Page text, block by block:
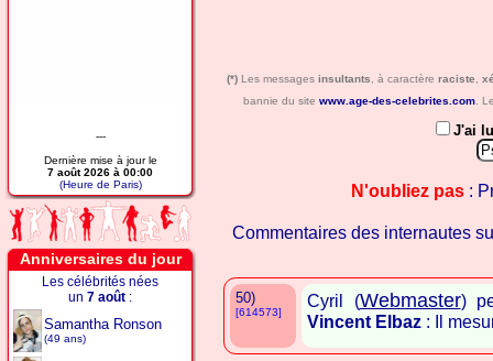
---
Dernière mise à jour le
7 août 2026 à 00:00
(Heure de Paris)
Anniversaires du jour
Les célébrités nées
un 7 août :
Samantha Ronson
(49 ans)
(*) Les messages insultants , à caractère raciste
bannie du site www.age-des-celebrites.com.
J'ai
N'oubliez pas :
Commentaires des internautes
50)
[614573]
Cyril (Webmaster)
Vincent Elbaz : Il